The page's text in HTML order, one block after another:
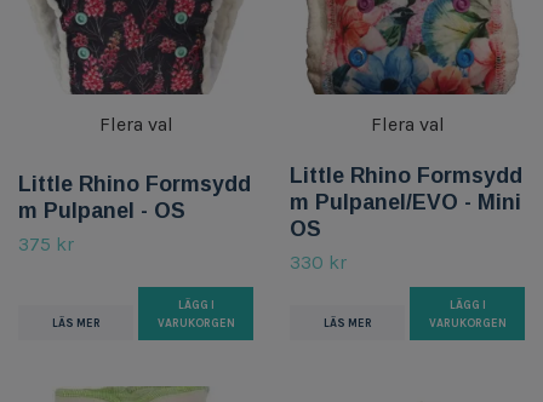
Flera val
Little Rhino Formsydd
m Pulpanel - OS
375 kr
LÄS MER
LÄGG I
VARUKORGEN
Flera val
Little Rhino Formsydd
m Pulpanel/EVO - Mini
OS
330 kr
LÄS MER
LÄGG I
VARUKORGEN